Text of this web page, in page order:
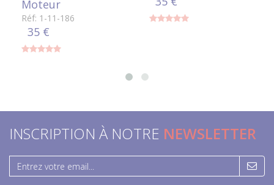
Moteur
Réf: 1-11-186
35 €
INSCRIPTION À NOTRE NEWSLETTER